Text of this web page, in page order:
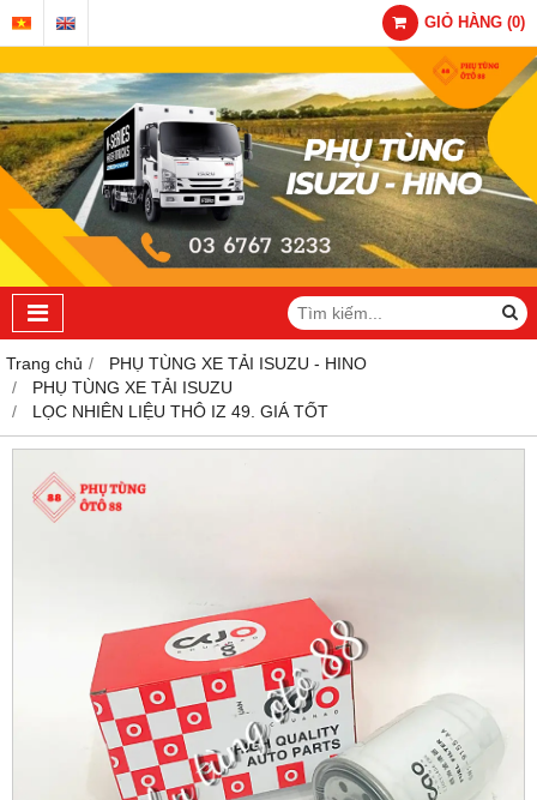
GIỎ HÀNG (0)
Trang chủ
PHỤ TÙNG XE TẢI ISUZU - HINO
PHỤ TÙNG XE TẢI ISUZU
LỌC NHIÊN LIỆU THÔ IZ 49. GIÁ TỐT